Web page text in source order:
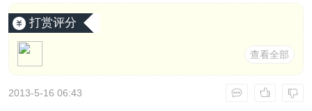
打赏评分
查看全部
2013-5-16 06:43